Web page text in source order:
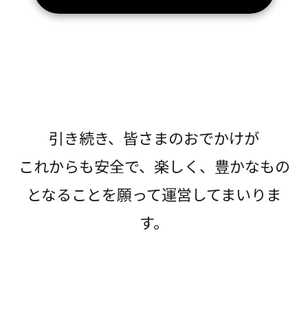
引き続き、皆さまのおでかけが
これからも安全で、楽しく、豊かなもの
となることを願って運営してまいりま
す。